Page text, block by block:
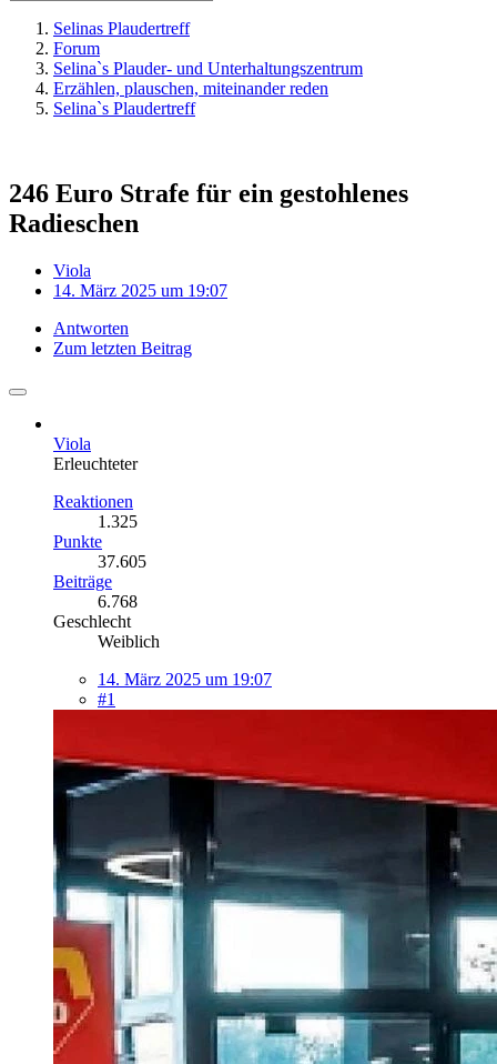
Selinas Plaudertreff
Forum
Selina`s Plauder- und Unterhaltungszentrum
Erzählen, plauschen, miteinander reden
Selina`s Plaudertreff
246 Euro Strafe für ein gestohlenes
Radieschen
Viola
14. März 2025 um 19:07
Antworten
Zum letzten Beitrag
Viola
Erleuchteter
Reaktionen
1.325
Punkte
37.605
Beiträge
6.768
Geschlecht
Weiblich
14. März 2025 um 19:07
#1